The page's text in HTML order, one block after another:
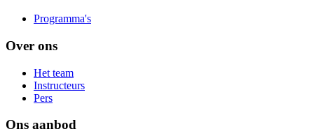
Programma's
Over ons
Het team
Instructeurs
Pers
Ons aanbod